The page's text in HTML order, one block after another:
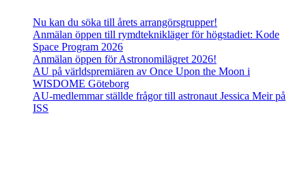
Nu kan du söka till årets arrangörsgrupper!
Anmälan öppen till rymdteknikläger för högstadiet: Kode
Space Program 2026
Anmälan öppen för Astronomilägret 2026!
AU på världspremiären av Once Upon the Moon i
WISDOME Göteborg
AU-medlemmar ställde frågor till astronaut Jessica Meir på
ISS